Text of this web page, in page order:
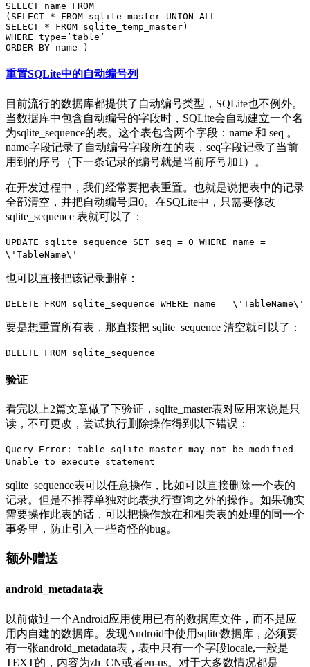
SELECT name FROM
(SELECT * FROM sqlite_master UNION ALL
SELECT * FROM sqlite_temp_master)
WHERE type=’table’
重置SQLite中的自动编号列
目前流行的数据库都提供了自动编号类型，SQLite也不例外。
当数据库中包含自动编号的字段时，SQLite会自动建立一个名
为sqlite_sequence的表。这个表包含两个字段：name 和 seq 。
name字段记录了自动编号字段所在的表，seq字段记录了当前
用到的序号（下一条记录的编号就是当前序号加1）。
在开发过程中，我们经常要把表重置。也就是说把表中的记录
全部清空，并把自动编号归0。在SQLite中，只需要修改
sqlite_sequence 表就可以了：
UPDATE sqlite_sequence SET seq = 0 WHERE name =
\'TableName\'
也可以直接把该记录删掉：
DELETE FROM sqlite_sequence WHERE name = \'TableName\'
要是想重置所有表，那直接把 sqlite_sequence 清空就可以了：
DELETE FROM sqlite_sequence
验证
看完以上2篇文章做了下验证，sqlite_master表对应用来说是只
读，不可更改，尝试执行删除操作得到以下错误：
Query Error: table sqlite_master may not be modified
Unable to execute statement
sqlite_sequence表可以任意操作，比如可以直接删除一个表的
记录。但是不推荐单独对此表执行查询之外的操作。如果确实
需要操作此表的话，可以把操作放在和相关表的处理的同一个
事务里，防止引入一些奇怪的bug。
额外赠送
android_metadata表
以前做过一个Android应用使用已有的数据库文件，而不是应
用内自建的数据库。发现Android中使用sqlite数据库，必须要
有一张android_metadata表，表中只有一个字段locale,一般是
TEXT的，内容为zh_CN或者en-us。对于大多数情况都是